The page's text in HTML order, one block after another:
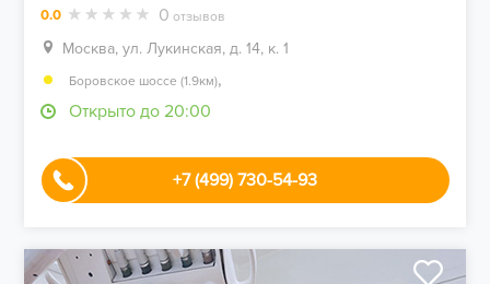
0.0 0 отзывов
Москва, ул. Лукинская, д. 14, к. 1
Боровское шоссе (1.9км),
Открыто до 20:00
+7 (499) 730-54-93